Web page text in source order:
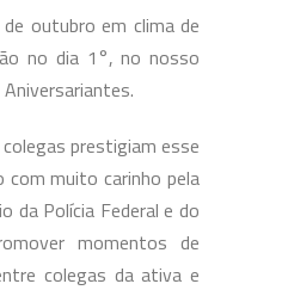
outubro em clima de
no dia 1°, no nosso
prestigiam esse
com muito carinho pela
da Polícia Federal e do
momentos de
colegas da ativa e